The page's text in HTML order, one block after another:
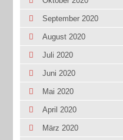
September 2020
August 2020
Juli 2020
Juni 2020
Mai 2020
April 2020
März 2020